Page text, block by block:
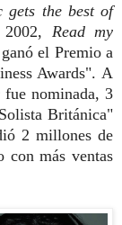
gets the best of
Read my
el Premio a
Awards". A
nominada, 3
Británica"
2 millones de
con más ventas